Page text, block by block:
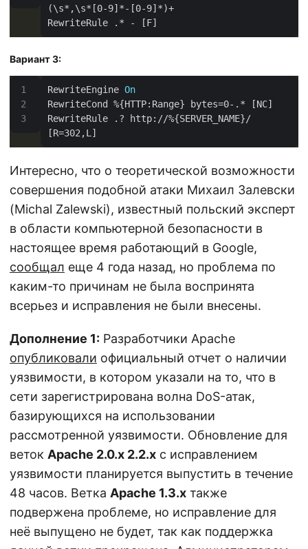
Вариант 3:
3
RewriteEngine On
RewriteRule .? http://%{SERVER_NAME}/
Интересно, что о теоретической возможности
совершения подобной атаки Михаил Залевски
(Michal Zalewski), известный польский эксперт
в области компьютерной безопасности в
настоящее время работающий в Google,
сообщал еще 4 года назад, но проблема по
каким-то причинам не была воспринята
всерьез и исправления не были внесены.
Дополнение 1: Разработчики Apache
опубликовали официальный отчет о наличии
уязвимости, в котором указали на то, что в
сети зарегистрирована волна DoS-атак,
базирующихся на использовании
рассмотренной уязвимости. Обновление для
веток Apache 2.0.x 2.2.x с исправлением
уязвимости планируется выпустить в течение
48 часов. Ветка Apache 1.3.x также
подвержена проблеме, но исправление для
неё выпущено не будет, так как поддержка